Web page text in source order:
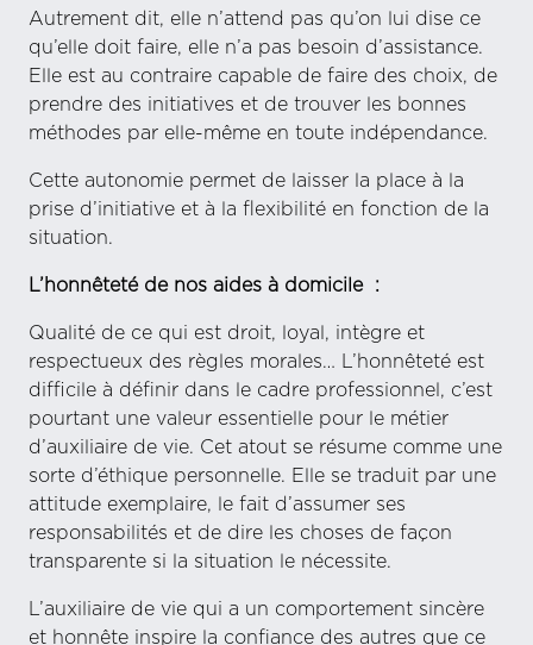
Autrement dit, elle n’attend pas qu’on lui dise ce
qu’elle doit faire, elle n’a pas besoin d’assistance.
Elle est au contraire capable de faire des choix, de
prendre des initiatives et de trouver les bonnes
méthodes par elle-même en toute indépendance.
Cette autonomie permet de laisser la place à la
prise d’initiative et à la flexibilité en fonction de la
situation.
L’honnêteté de nos aides à domicile :
Qualité de ce qui est droit, loyal, intègre et
respectueux des règles morales… L’honnêteté est
difficile à définir dans le cadre professionnel, c’est
pourtant une valeur essentielle pour le métier
d’auxiliaire de vie. Cet atout se résume comme une
sorte d’éthique personnelle. Elle se traduit par une
attitude exemplaire, le fait d’assumer ses
responsabilités et de dire les choses de façon
transparente si la situation le nécessite.
L’auxiliaire de vie qui a un comportement sincère
et honnête inspire la confiance des autres que ce